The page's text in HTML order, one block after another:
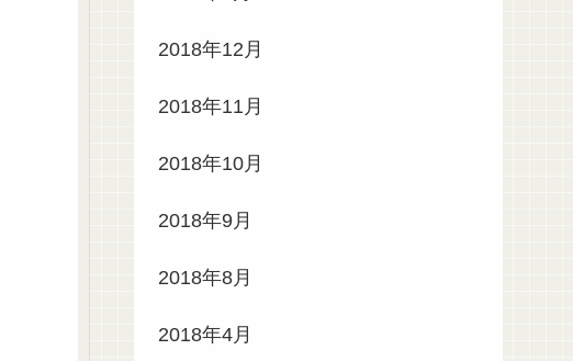
2018年12月
2018年11月
2018年10月
2018年9月
2018年8月
2018年4月